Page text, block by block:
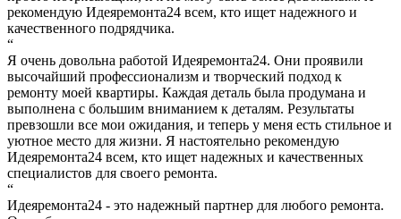
рекомендую Идеяремонта24 всем, кто ищет надежного и
качественного подрядчика.
“
Я очень довольна работой Идеяремонта24. Они проявили
высочайший профессионализм и творческий подход к
ремонту моей квартиры. Каждая деталь была продумана и
выполнена с большим вниманием к деталям. Результаты
превзошли все мои ожидания, и теперь у меня есть стильное и
уютное место для жизни. Я настоятельно рекомендую
Идеяремонта24 всем, кто ищет надежных и качественных
специалистов для своего ремонта.
“
Идеяремонта24 - это надежный партнер для любого ремонта.